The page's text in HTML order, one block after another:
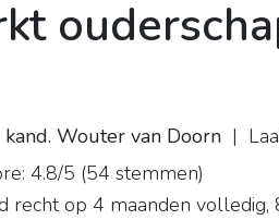
Wouter van Doorn |
4.8/5 (54 stemmen)
recht op 4 maanden